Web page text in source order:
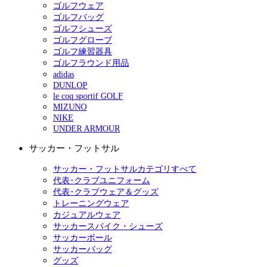
ゴルフウェア
ゴルフバッグ
ゴルフシューズ
ゴルフグローブ
ゴルフ練習器具
ゴルフラウンド用品
adidas
DUNLOP
le coq sportif GOLF
MIZUNO
NIKE
UNDER ARMOUR
サッカー・フットサル
サッカー・フットサルカテゴリすべて
代表･クラブユニフォーム
代表･クラブウェア＆グッズ
トレーニングウェア
カジュアルウェア
サッカースパイク・シューズ
サッカーボール
サッカーバッグ
グッズ